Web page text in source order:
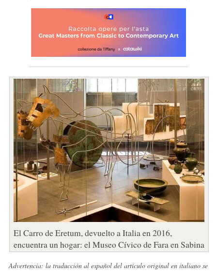
El Carro de Eretum, devuelto a Italia en 2016,
encuentra un hogar: el Museo Cívico de Fara en Sabina
Advertencia: la traducción al español del artículo original en italiano se